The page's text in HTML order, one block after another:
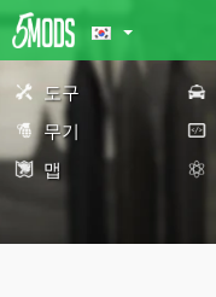
도구
무기
맵